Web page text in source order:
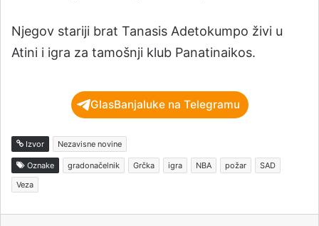
Njegov stariji brat Tanasis Adetokumpo živi u
Atini i igra za tamošnji klub Panatinaikos.
GlasBanjaluke na Telegramu
Izvor Nezavisne novine
Oznake gradonačelnik Grčka igra NBA požar
SAD
Veza